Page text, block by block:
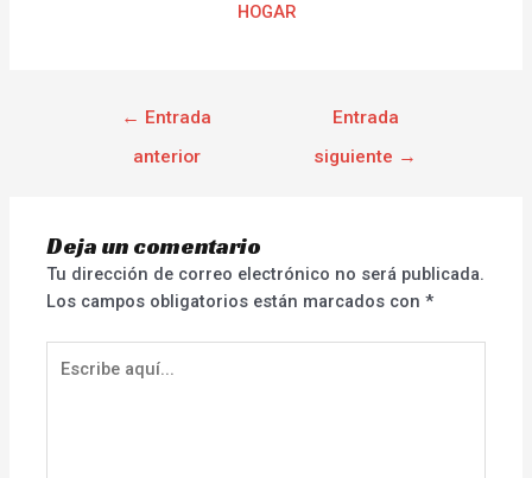
HOGAR
← Entrada
anterior
Entrada
siguiente →
Deja un comentario
Tu dirección de correo electrónico no será publicada.
Los campos obligatorios están marcados con*
aquí...